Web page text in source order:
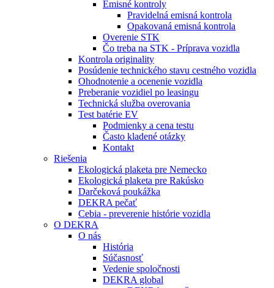
Emisné kontroly
Pravidelná emisná kontrola
Opakovaná emisná kontrola
Overenie STK
Čo treba na STK - Príprava vozidla
Kontrola originality
Posúdenie technického stavu cestného vozidla
Ohodnotenie a ocenenie vozidla
Preberanie vozidiel po leasingu
Technická služba overovania
Test batérie EV
Podmienky a cena testu
Často kladené otázky
Kontakt
Riešenia
Ekologická plaketa pre Nemecko
Ekologická plaketa pre Rakúsko
Darčeková poukážka
DEKRA pečať
Cebia - preverenie histórie vozidla
O DEKRA
O nás
História
Súčasnosť
Vedenie spoločnosti
DEKRA global